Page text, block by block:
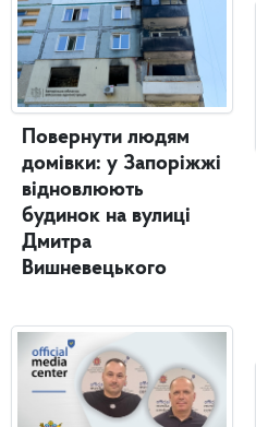
Повернути людям
домівки: у Запоріжжі
відновлюють
будинок на вулиці
Дмитра
Вишневецького